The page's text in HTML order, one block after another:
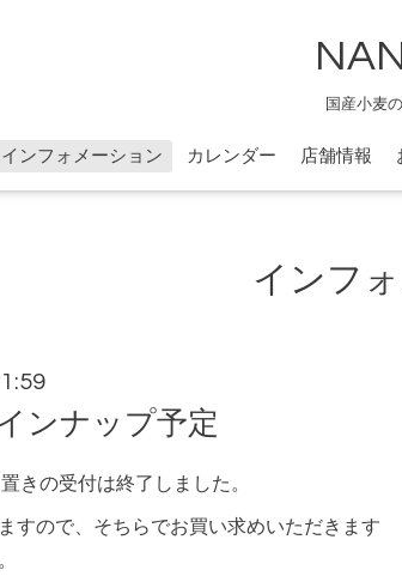
国産小麦
インフォメーション カレンダー 店舗情報
インフ
ンナップ予定
きの受付は終了しました。
すので、そちらでお買い求めいただきます